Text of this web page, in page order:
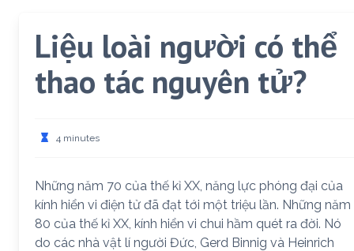
Liệu loài người có thể
thao tác nguyên tử?
4 minutes
Những năm 70 của thế kỉ XX, năng lực phóng đại của
kính hiển vi điện tử đã đạt tới một triệu lần. Những năm
80 của thế kỉ XX, kính hiển vi chui hầm quét ra đời. Nó
do các nhà vật lí người Đức, Gerd Binnig và Heinrich